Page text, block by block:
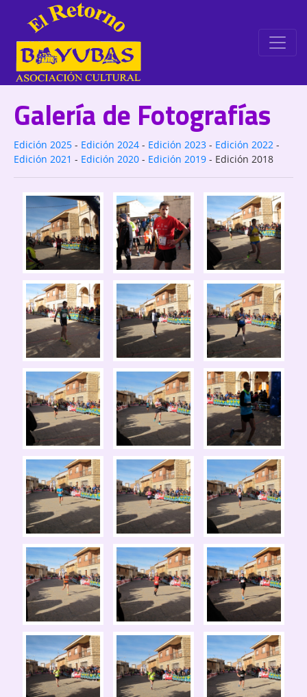
Galería de Fotografías
Edición 2025 - Edición 2024 - Edición 2023 - Edición 2022 -
Edición 2021 - Edición 2020 - Edición 2019 - Edición 2018